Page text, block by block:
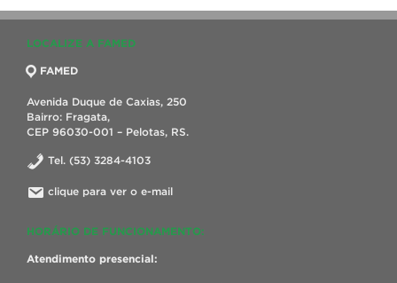
LOCALIZE A FAMED
FAMED
Avenida Duque de Caxias, 250
Bairro: Fragata,
CEP 96030-001 – Pelotas, RS.
Tel. (53) 3284-4103
clique para ver o e-mail
HORÁRIO DE FUNCIONAMENTO:
Atendimento presencial: